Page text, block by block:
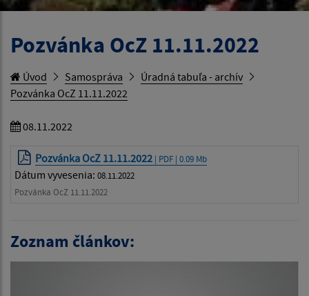
Pozvánka OcZ 11.11.2022
Úvod Samospráva
Úradná tabuľa - archív
Pozvánka OcZ 11.11.2022
08.11.2022
Pozvánka OcZ 11.11.2022 | PDF | 0.09 Mb
Dátum vyvesenia: 08.11.2022
Pozvánka OcZ 11.11.2022
Zoznam článkov: